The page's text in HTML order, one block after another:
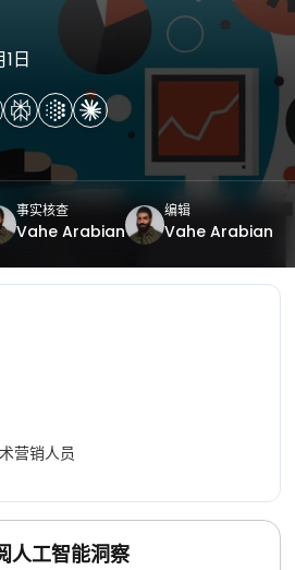
日
事实核查
Vahe Arabian
编辑
Vahe Arabian
营销人员
人工智能洞察